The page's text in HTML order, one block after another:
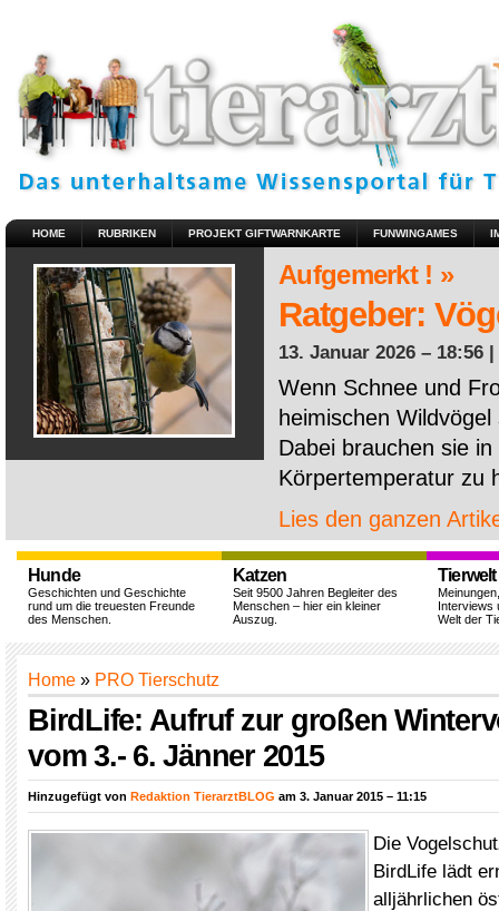
HOME RUBRIKEN PROJEKT GIFTWARNKARTE FUNWINGAMES
Aufgemerkt ! »
Ratgeber:
13. Januar 2026 – 18:56 |
Wenn Schnee und
heimischen
Dabei brauchen sie
Körpertemperatur zu
Lies den ganzen
Hunde
Geschichten und Geschichte
rund um die treuesten Freunde
des Menschen.
Katzen
Seit 9500 Jahren Begleiter des
Menschen – hier ein kleiner
Auszug.
Tierwelt
Interviews
Welt der
Home » PRO Tierschutz
BirdLife: Aufruf zur großen
vom 3.- 6. Jänner 2015
Hinzugefügt von Redaktion TierarztBLOG am 3. Januar 2015 – 11:15
Die
BirdLife lädt
alljährlichen